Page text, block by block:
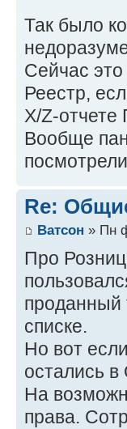
Так было
Сейчас это
Реестр,
X/Z-
Вообще
Re:
Ватсон » Пн
Про
проданный
списке.
Но вот
остались
На
права.